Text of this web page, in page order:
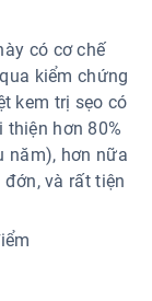
có cơ chế
kiểm chứng
kem trị sẹo có
hơn 80%
năm), hơn nữa
và rất tiện